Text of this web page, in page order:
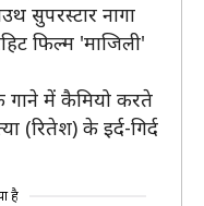
सुपरस्टार नागा
फिल्म 'माजिली'
में कैमियो करते
(रितेश) के इर्द-गिर्द
है